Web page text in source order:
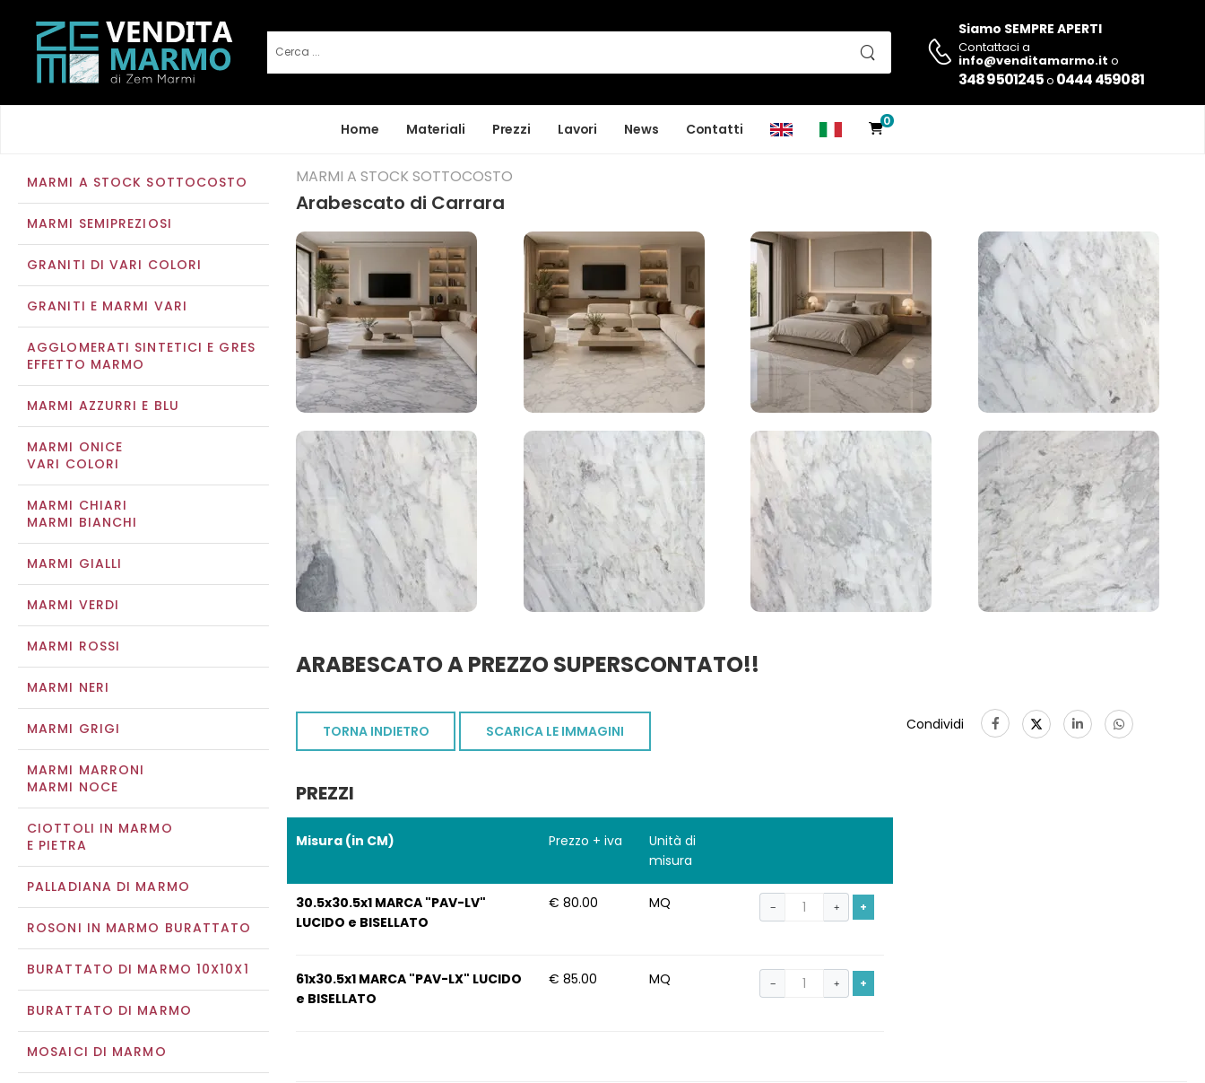
Siamo SEMPRE APERTI
Contattaci a
info@venditamarmo.it o
348 9501245o 0444 459081
Home Materiali Prezzi Lavori News Contatti 0
MARMI A STOCK SOTTOCOSTO
MARMI SEMIPREZIOSI
GRANITI DI VARI COLORI
GRANITI E MARMI VARI
AGGLOMERATI SINTETICI E GRES
EFFETTO MARMO
MARMI AZZURRI E BLU
MARMI ONICE
VARI COLORI
MARMI CHIARI
MARMI BIANCHI
MARMI GIALLI
MARMI VERDI
MARMI ROSSI
MARMI NERI
MARMI GRIGI
MARMI MARRONI
MARMI NOCE
CIOTTOLI IN MARMO
E PIETRA
PALLADIANA DI MARMO
ROSONI IN MARMO BURATTATO
BURATTATO DI MARMO 10X10X1
BURATTATO DI MARMO
MOSAICI DI MARMO
MARMI A STOCK SOTTOCOSTO
Arabescato di Carrara
ARABESCATO A PREZZO SUPERSCONTATO!!
TORNA INDIETRO SCARICA LE IMMAGINI Condividi
PREZZI
Misura (in CM) Prezzo + iva
Unità di
misura
30.5x30.5x1 MARCA "PAV-LV"
LUCIDO e BISELLATO
€ 80.00 MQ − + +
61x30.5x1 MARCA "PAV-LX" LUCIDO
e BISELLATO
€ 85.00 MQ − + +